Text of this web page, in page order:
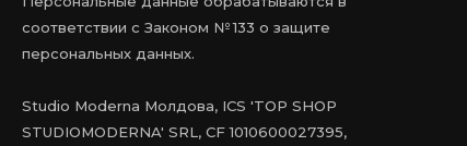
соответствии с Законом № 133 о защите
персональных данных.
Studio Moderna Молдова, ICS 'TOP SHOP
STUDIOMODERNA' SRL, CF 1010600027395,